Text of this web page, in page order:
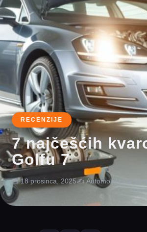
RECENZIJE
7 najčešćih
Golfu 7
📅 18 prosinca, 2025✍️ Automobil.hr